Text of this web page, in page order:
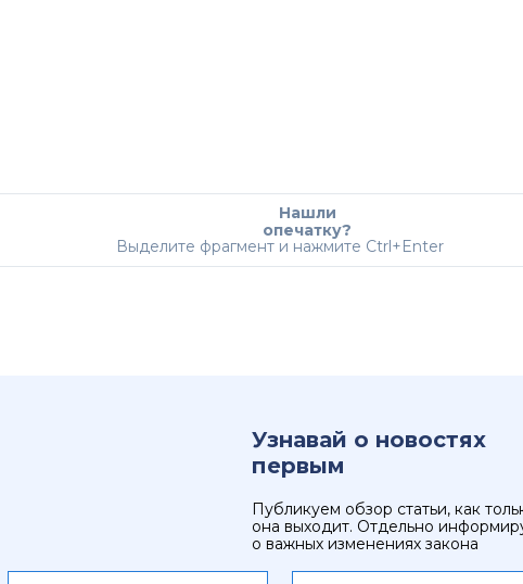
Нашли
опечатку?
Выделите фрагмент и нажмите Ctrl+Enter
Узнавай о новостях
первым
Публикуем обзор статьи, как
она выходит. Отдельно
о важных изменениях закона